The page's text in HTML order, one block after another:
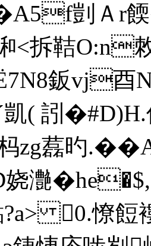
剴Ａ
<拆鞊
鈑vj酉N
( 訠�#D)H.
zg藞旳
娆灔
0.憭餖